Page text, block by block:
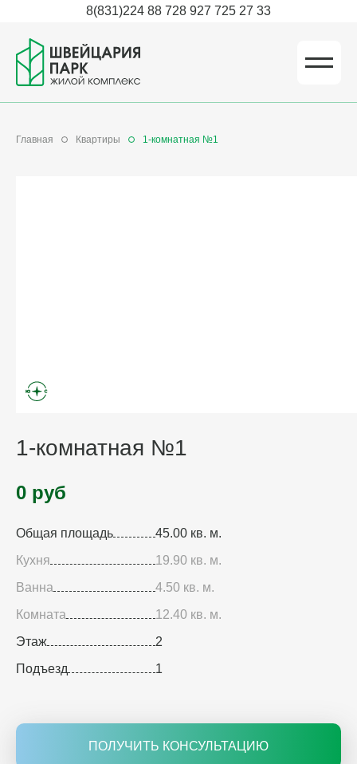
8(831)224 88 728 927 725 27 33
Главная Квартиры 1-комнатная №1
1-комнатная №1
0 руб
Общая площадь
45.00 кв. м.
Кухня
19.90 кв. м.
Ванна
4.50 кв. м.
Комната
12.40 кв. м.
Этаж
2
Подъезд
1
ПОЛУЧИТЬ КОНСУЛЬТАЦИЮ